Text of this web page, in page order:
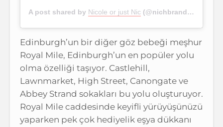
A post shared by Nicole or just Nic (@nichbrand) on
Edinburgh’un bir diğer göz bebeği meşhur
Royal Mile, Edinburgh’un en popüler yolu
olma özelliği taşıyor. Castlehill,
Lawnmarket, High Street, Canongate ve
Abbey Strand sokakları bu yolu oluşturuyor.
Royal Mile caddesinde keyifli yürüyüşünüzü
yaparken pek çok hediyelik eşya dükkanı